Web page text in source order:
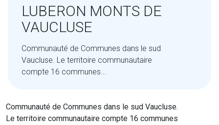
LUBERON MONTS DE
VAUCLUSE
Communauté de Communes dans le sud
Vaucluse. Le territoire communautaire
compte 16 communes...
Communauté de Communes dans le sud Vaucluse.
Le territoire communautaire compte 16 communes